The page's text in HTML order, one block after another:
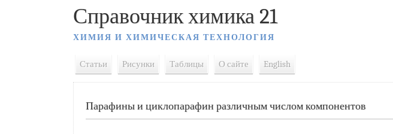
Справочник химика 21
ХИМИЯ И ХИМИЧЕСКАЯ ТЕХНОЛОГИЯ
Статьи Рисунки Таблицы О сайте English
Парафины и циклопарафин различным числом компонентов